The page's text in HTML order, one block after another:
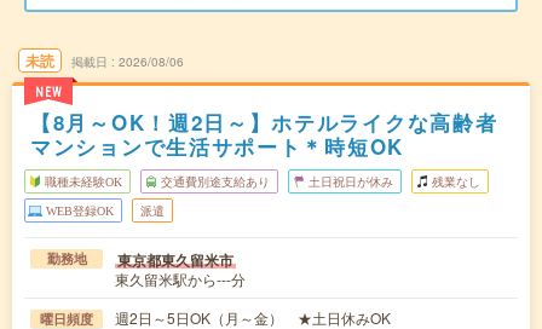
未読
NEW
掲載日 2026/08/06
【8月～OK！週2日～】ホテルライクな高齢者
マンションで生活サポート＊時短OK
職種未経験OK 交通費別途支給あり 土日祝日が休み 残業なし
WEB登録OK 派遣
勤務地 東京都東久留米市
東久留米駅から---分
曜日頻度 週2日～5日OK（月～金） ★土日休みOK